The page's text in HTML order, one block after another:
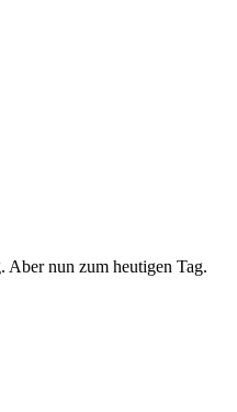
Aber nun zum heutigen Tag.